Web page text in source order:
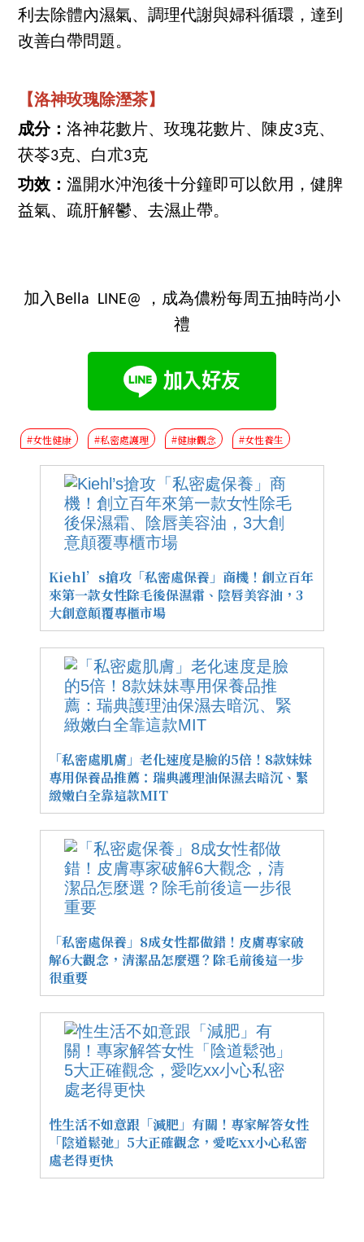
利去除體內濕氣、調理代謝與婦科循環，達到
改善白帶問題。
【洛神玫瑰除溼茶】
成分：洛神花數片、玫瑰花數片、陳皮3克、
茯苓3克、白朮3克
功效：溫開水沖泡後十分鐘即可以飲用，健脾
益氣、疏肝解鬱、去濕止帶。
加入Bella LINE@ ，成為儂粉每周五抽時尚小
禮
#女性健康 #私密處護理 #健康觀念 #女性養生
Kiehl’s搶攻「私密處保養」商機！創立百年
來第一款女性除毛後保濕霜、陰唇美容油，3
大創意顛覆專櫃市場
「私密處肌膚」老化速度是臉的5倍！8款妹妹
專用保養品推薦：瑞典護理油保濕去暗沉、緊
緻嫩白全靠這款MIT
「私密處保養」8成女性都做錯！皮膚專家破
解6大觀念，清潔品怎麼選？除毛前後這一步
很重要
性生活不如意跟「減肥」有關！專家解答女性
「陰道鬆弛」5大正確觀念，愛吃xx小心私密
處老得更快